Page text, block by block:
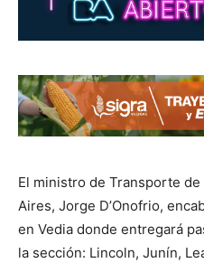
El ministro de Transporte
Aires, Jorge D’Onofrio,
en Vedia donde entregará
la sección: Lincoln, Junín,